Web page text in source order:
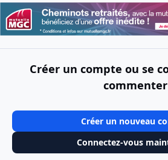
Créer un compte ou se
commenter
Créer un nouveau
Connectez-vous